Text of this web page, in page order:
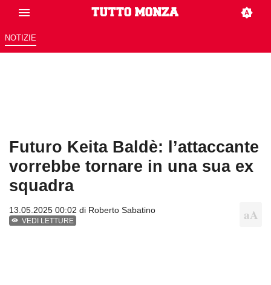
NOTIZIE
Futuro Keita Baldè: l’attaccante
vorrebbe tornare in una sua ex
squadra
13.05.2025 00:02 di Roberto Sabatino
VEDI LETTURE